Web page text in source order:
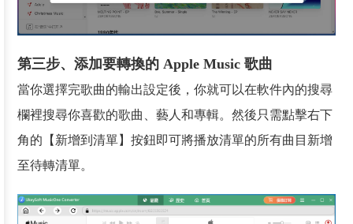
第三步、添加要轉換的 Apple Music 歌曲
當你選擇完歌曲的輸出設定後，你就可以在軟件內的搜尋
欄裡搜尋你喜歡的歌曲、藝人和專輯。然後只需點擊右下
角的【新增到清單】按鈕即可將播放清單的所有曲目新增
至待轉清單。